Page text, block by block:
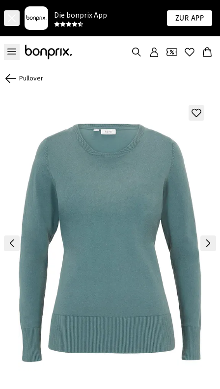
Die bonprix App Zur App
Pullover